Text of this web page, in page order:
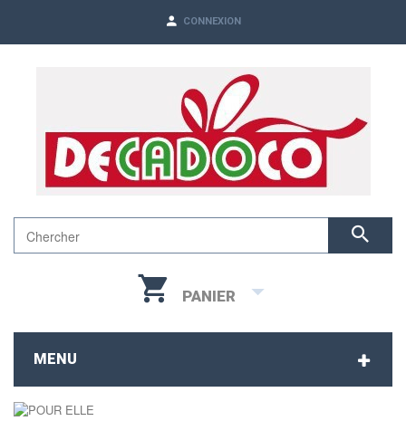
CONNEXION
PANIER
MENU